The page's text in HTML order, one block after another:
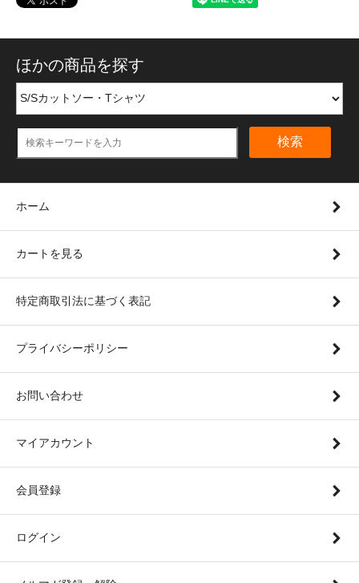
ほかの商品を探す
検索
ホーム
カートを見る
特定商取引法に基づく表記
プライバシーポリシー
お問い合わせ
マイアカウント
会員登録
ログイン